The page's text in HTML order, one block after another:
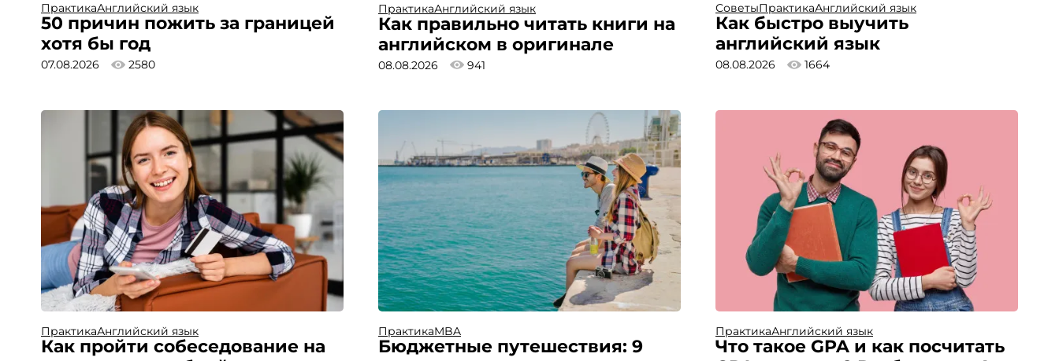
ПрактикаАнглийский язык
50 причин пожить за границей
хотя бы год
07.08.2026 2580
ПрактикаАнглийский язык
Как правильно читать книги на
английском в оригинале
08.08.2026 941
СоветыПрактикаАнглийский язык
Как быстро выучить
английский язык
08.08.2026 1664
ПрактикаАнглийский язык
Как пройти собеседование на
ПрактикаMBA
Бюджетные путешествия: 9
ПрактикаАнглийский язык
Что такое GPA и как посчитать